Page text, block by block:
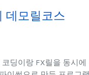
데모릴코스
딩이랑 FX릴을 동시